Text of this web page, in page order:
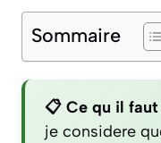
Sommaire
📋 Ce qu il
je considere